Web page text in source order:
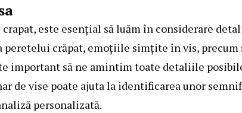
este esențial să luăm în considerare
crăpat, emoțiile simțite în vis, precum
important să ne amintim toate detaliile
de vise poate ajuta la identificarea unor
personalizată.